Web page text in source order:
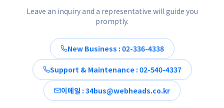
Leave an inquiry and a representative will guide you
promptly.
New Business : 02-336-4338
Support & Maintenance : 02-540-4337
이메일 : 34bus@webheads.co.kr